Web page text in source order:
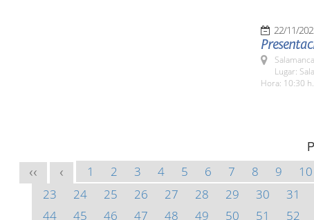
22/11/
Lugar:
Hora: 10:30 h.
<< < 1 2 3 4 5 6 7 8 9 10
23
24 25 26 27 28 29 30 31
44
45 46 47 48 49 50 51 52